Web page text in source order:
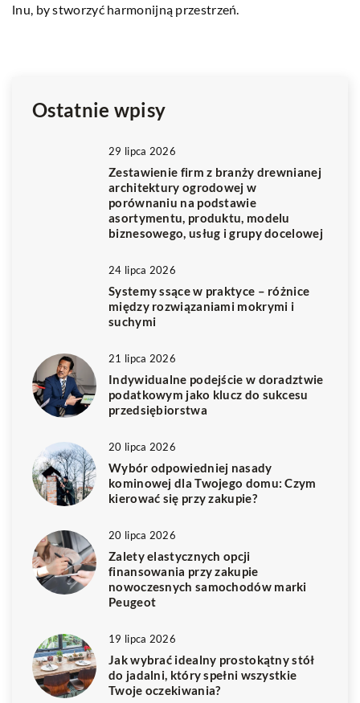
lnu, by stworzyć harmonijną przestrzeń.
Ostatnie wpisy
29 lipca 2026
Zestawienie firm z branży drewnianej
architektury ogrodowej w
porównaniu na podstawie
asortymentu, produktu, modelu
biznesowego, usług i grupy docelowej
24 lipca 2026
Systemy ssące w praktyce – różnice
między rozwiązaniami mokrymi i
suchymi
21 lipca 2026
Indywidualne podejście w doradztwie
podatkowym jako klucz do sukcesu
przedsiębiorstwa
20 lipca 2026
Wybór odpowiedniej nasady
kominowej dla Twojego domu: Czym
kierować się przy zakupie?
20 lipca 2026
Zalety elastycznych opcji
finansowania przy zakupie
nowoczesnych samochodów marki
Peugeot
19 lipca 2026
Jak wybrać idealny prostokątny stół
do jadalni, który spełni wszystkie
Twoje oczekiwania?